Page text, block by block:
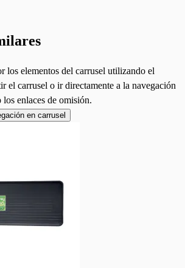
los elementos del carrusel utilizando el
el carrusel o ir directamente a la navegación
enlaces de omisión.
en carrusel